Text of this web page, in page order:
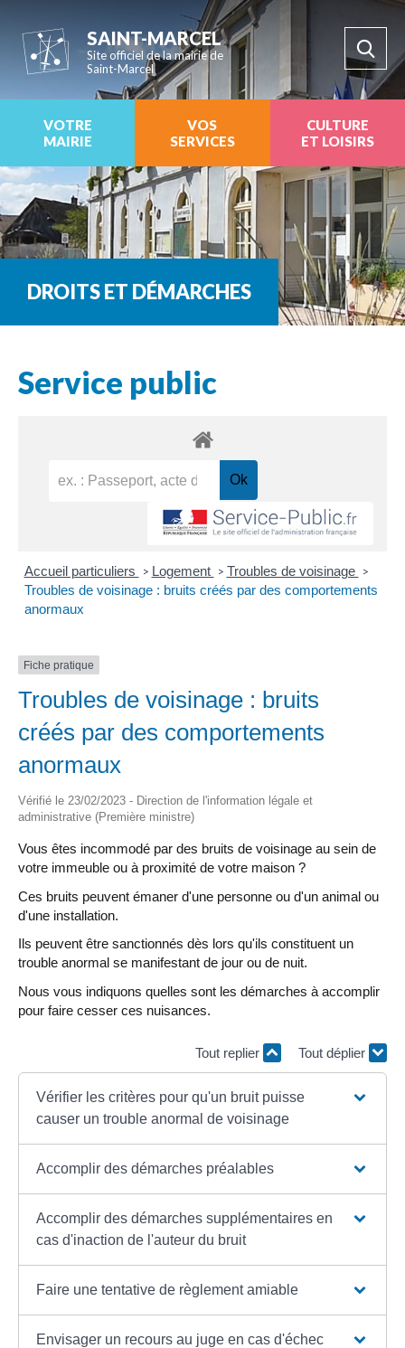
SAINT-MARCEL
Site officiel de la mairie de
Saint-Marcel
VOTRE
MAIRIE
VOS
SERVICES
CULTURE
ET LOISIRS
DROITS ET DÉMARCHES
Service public
Accueil particuliers > Logement > Troubles de voisinage >
Troubles de voisinage : bruits créés par des comportements
anormaux
Fiche pratique
Troubles de voisinage : bruits
créés par des comportements
anormaux
Vérifié le 23/02/2023 - Direction de l'information légale et
administrative (Première ministre)
Vous êtes incommodé par des bruits de voisinage au sein de
votre immeuble ou à proximité de votre maison ?
Ces bruits peuvent émaner d'une personne ou d'un animal ou
d'une installation.
Ils peuvent être sanctionnés dès lors qu'ils constituent un
trouble anormal se manifestant de jour ou de nuit.
Nous vous indiquons quelles sont les démarches à accomplir
pour faire cesser ces nuisances.
Tout replier Tout déplier
Vérifier les critères pour qu'un bruit puisse
causer un trouble anormal de voisinage
Accomplir des démarches préalables
Accomplir des démarches supplémentaires en
cas d'inaction de l'auteur du bruit
Faire une tentative de règlement amiable
Envisager un recours au juge en cas d'échec